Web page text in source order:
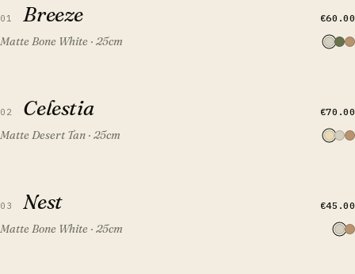
01 Breeze €60.00
Matte Bone White · 25cm
02 Celestia €70.00
Matte Desert Tan · 25cm
03 Nest €45.00
Matte Bone White · 25cm